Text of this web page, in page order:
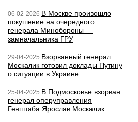
06-02-2026 В Москве произошло
покушение на очередного
генерала Минобороны —
замначальника ГРУ
29-04-2025 Взорванный генерал
Москалик готовил доклады Путину
о ситуации в Украине
25-04-2025 В Подмосковье взорван
генерал оперуправления
Генштаба Ярослав Москалик